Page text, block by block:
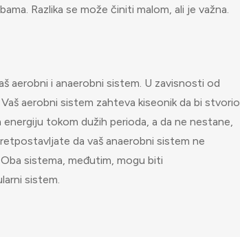
Razlika se može činiti malom, ali je važna.
aerobni i anaerobni sistem. U zavisnosti od
aerobni sistem zahteva kiseonik da bi stvorio
tokom dužih perioda, a da ne nestane,
da vaš anaerobni sistem ne
sistema, međutim, mogu biti
sistem.